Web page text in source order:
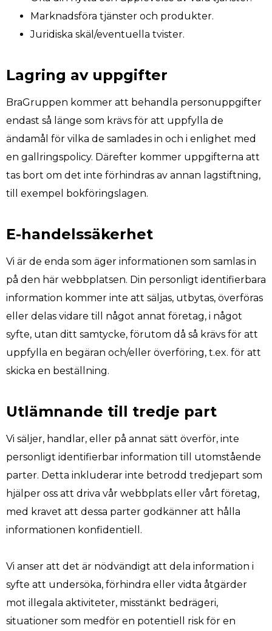
Marknadsföra tjänster och produkter.
Juridiska skäl/eventuella tvister.
Lagring av uppgifter
BraGruppen kommer att behandla personuppgifter
endast så länge som krävs för att uppfylla de
ändamål för vilka de samlades in och i enlighet med
en gallringspolicy. Därefter kommer uppgifterna att
tas bort om det inte förhindras av annan lagstiftning,
till exempel bokföringslagen.
E-handelssäkerhet
Vi är de enda som äger informationen som samlas in
på den här webbplatsen. Din personligt identifierbara
information kommer inte att säljas, utbytas, överföras
eller delas vidare till något annat företag, i något
syfte, utan ditt samtycke, förutom då så krävs för att
uppfylla en begäran och/eller överföring, t.ex. för att
skicka en beställning.
Utlämnande till tredje part
Vi säljer, handlar, eller på annat sätt överför, inte
personligt identifierbar information till utomstående
parter. Detta inkluderar inte betrodd tredjepart som
hjälper oss att driva vår webbplats eller vårt företag,
med kravet att dessa parter godkänner att hålla
informationen konfidentiell.
Vi anser att det är nödvändigt att dela information i
syfte att undersöka, förhindra eller vidta åtgärder
mot illegala aktiviteter, misstänkt bedrägeri,
situationer som medför en potentiell risk för en